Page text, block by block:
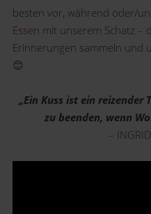
besten vor, während oder/
Essen mit unserem Schatz –
Erinnerungen sammeln und
😊
„Ein Kuss ist ein reizender
zu beenden, wenn
–